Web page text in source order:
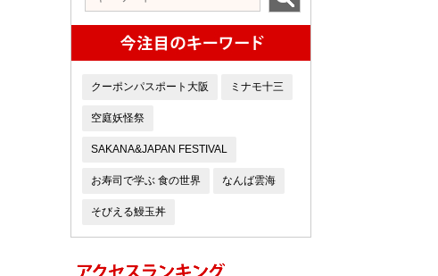
クーポンパスポート大阪 ミナモ十三
空庭妖怪祭
SAKANA&JAPAN FESTIVAL
お寿司で学ぶ 食の世界 なんば雲海
そびえる鰻玉丼